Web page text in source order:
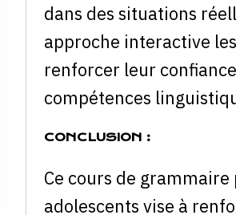
dans des situations
approche interactive
renforcer leur
compétences
CONCLUSION :
Ce cours de grammaire
adolescents vise à